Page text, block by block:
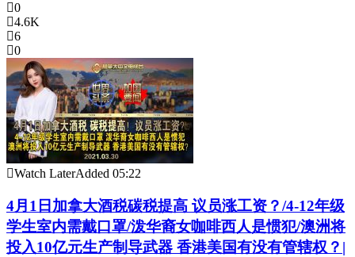
0
4.6K
6
0
Watch LaterAdded 05:22
4月1日加拿大酒税碳税提高 议员涨工资？/4-12年级
学生室内需戴口罩/泼华裔女咖啡西人是惯犯/澳洲将
投入10亿元生产制导武器 香港美国有没有管辖权？|